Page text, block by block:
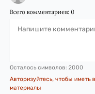
Всего комментариев: 0
Осталось символов: 2000
Авторизуйтесь, чтобы иметь
материалы